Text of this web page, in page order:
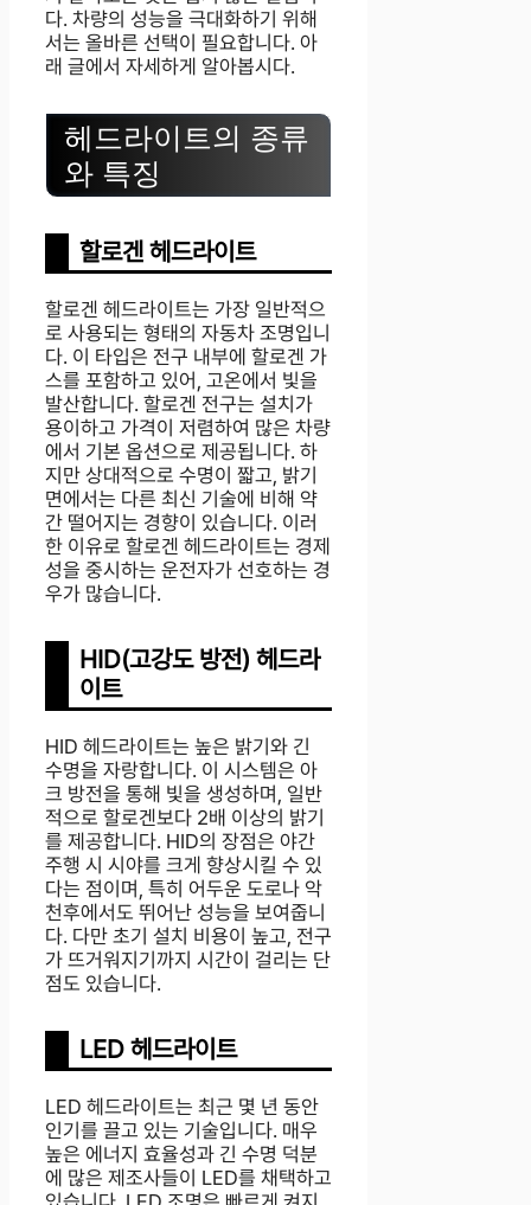
다. 차량의 성능을 극대화하기 위해
서는 올바른 선택이 필요합니다. 아
래 글에서 자세하게 알아봅시다.
헤드라이트의 종류
와 특징
할로겐 헤드라이트
할로겐 헤드라이트는 가장 일반적으
로 사용되는 형태의 자동차 조명입니
다. 이 타입은 전구 내부에 할로겐 가
스를 포함하고 있어, 고온에서 빛을
발산합니다. 할로겐 전구는 설치가
용이하고 가격이 저렴하여 많은 차량
에서 기본 옵션으로 제공됩니다. 하
지만 상대적으로 수명이 짧고, 밝기
면에서는 다른 최신 기술에 비해 약
간 떨어지는 경향이 있습니다. 이러
한 이유로 할로겐 헤드라이트는 경제
성을 중시하는 운전자가 선호하는 경
우가 많습니다.
HID(고강도 방전) 헤드라
이트
HID 헤드라이트는 높은 밝기와 긴
수명을 자랑합니다. 이 시스템은 아
크 방전을 통해 빛을 생성하며, 일반
적으로 할로겐보다 2배 이상의 밝기
를 제공합니다. HID의 장점은 야간
주행 시 시야를 크게 향상시킬 수 있
다는 점이며, 특히 어두운 도로나 악
천후에서도 뛰어난 성능을 보여줍니
다. 다만 초기 설치 비용이 높고, 전구
가 뜨거워지기까지 시간이 걸리는 단
점도 있습니다.
LED 헤드라이트
LED 헤드라이트는 최근 몇 년 동안
인기를 끌고 있는 기술입니다. 매우
높은 에너지 효율성과 긴 수명 덕분
에 많은 제조사들이 LED를 채택하고